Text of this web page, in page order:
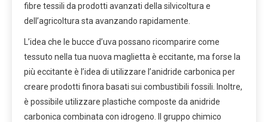
fibre tessili da prodotti avanzati della silvicoltura e
dell’agricoltura sta avanzando rapidamente.
L’idea che le bucce d’uva possano ricomparire come
tessuto nella tua nuova maglietta è eccitante, ma forse la
più eccitante è l’idea di utilizzare l’anidride carbonica per
creare prodotti finora basati sui combustibili fossili. Inoltre,
è possibile utilizzare plastiche composte da anidride
carbonica combinata con idrogeno. Il gruppo chimico